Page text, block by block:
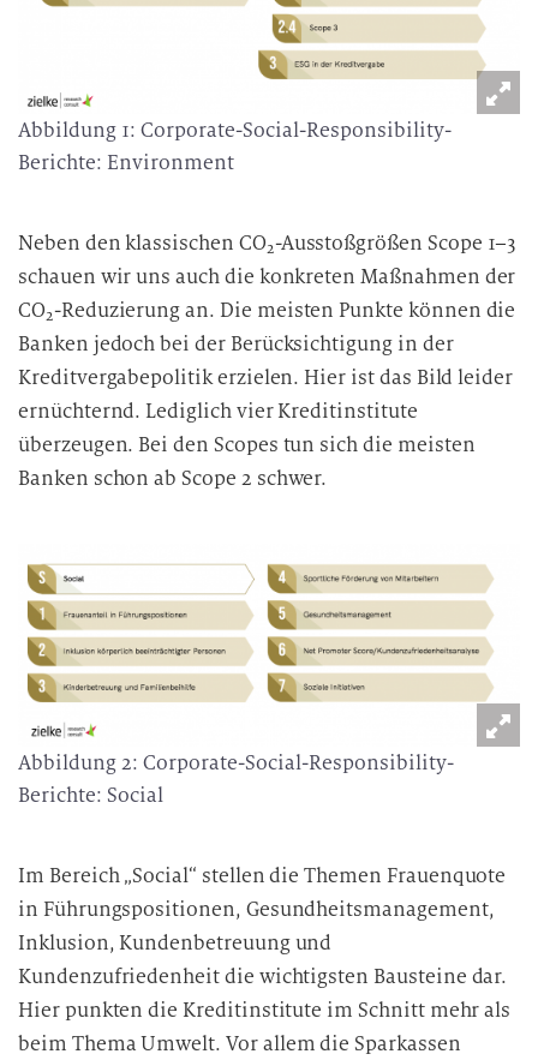
Abbildung 1: Corporate-Social-Responsibility-
Berichte: Environment
Neben den klassischen CO2-Ausstoßgrößen Scope 1–3
schauen wir uns auch die konkreten Maßnahmen der
CO2-Reduzierung an. Die meisten Punkte können die
Banken jedoch bei der Berücksichtigung in der
Kreditvergabepolitik erzielen. Hier ist das Bild leider
ernüchternd. Lediglich vier Kreditinstitute
überzeugen. Bei den Scopes tun sich die meisten
Banken schon ab Scope 2 schwer.
Abbildung 2: Corporate-Social-Responsibility-
Berichte: Social
Im Bereich „Social“ stellen die Themen Frauenquote
in Führungspositionen, Gesundheitsmanagement,
Inklusion, Kundenbetreuung und
Kundenzufriedenheit die wichtigsten Bausteine dar.
Hier punkten die Kreditinstitute im Schnitt mehr als
beim Thema Umwelt. Vor allem die Sparkassen